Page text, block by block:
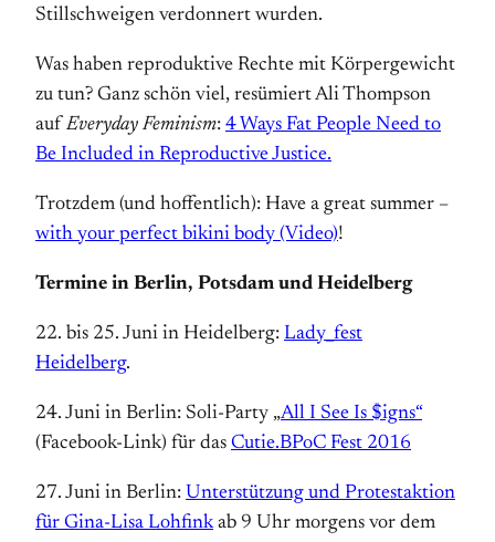
Stillschweigen verdonnert wurden.
Was haben reproduktive Rechte mit Körpergewicht
zu tun? Ganz schön viel, resümiert Ali Thompson
auf Everyday Feminism: 4 Ways Fat People Need to
Be Included in Reproductive Justice.
Trotzdem (und hoffentlich): Have a great summer –
with your perfect bikini body (Video)!
Termine in Berlin, Potsdam und Heidelberg
22. bis 25. Juni in Heidelberg: Lady_fest
Heidelberg.
24. Juni in Berlin: Soli-Party „All I See Is $igns“
(Facebook-Link) für das Cutie.BPoC Fest 2016
27. Juni in Berlin: Unterstützung und Protestaktion
für Gina-Lisa Lohfinkab 9 Uhr morgens vor dem